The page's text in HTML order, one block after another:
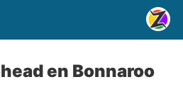
en Bonnaroo